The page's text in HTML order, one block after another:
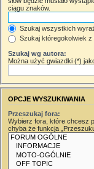
ciągu znaków.
Szukaj wszystkich
Szukaj któregokolwiek
Szukaj wg autora:
Można użyć gwiazdki (*)
OPCJE WYSZUKIWANIA
Przeszukaj fora:
Wybierz fora, które chcesz
chyba że funkcja